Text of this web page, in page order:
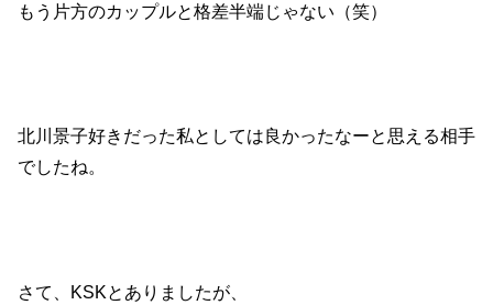
もう片方のカップルと格差半端じゃない（笑）
北川景子好きだった私としては良かったなーと思える相手
でしたね。
さて、KSKとありましたが、